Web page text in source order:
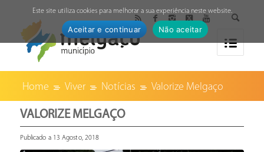
Home Viver Notícias Valorize Melgaço
VALORIZE MELGAÇO
Publicado a 13 Agosto, 2018
Este site utiliza cookies para melhorar a sua experiência neste website.
Aceitar e continuar Não aceitar